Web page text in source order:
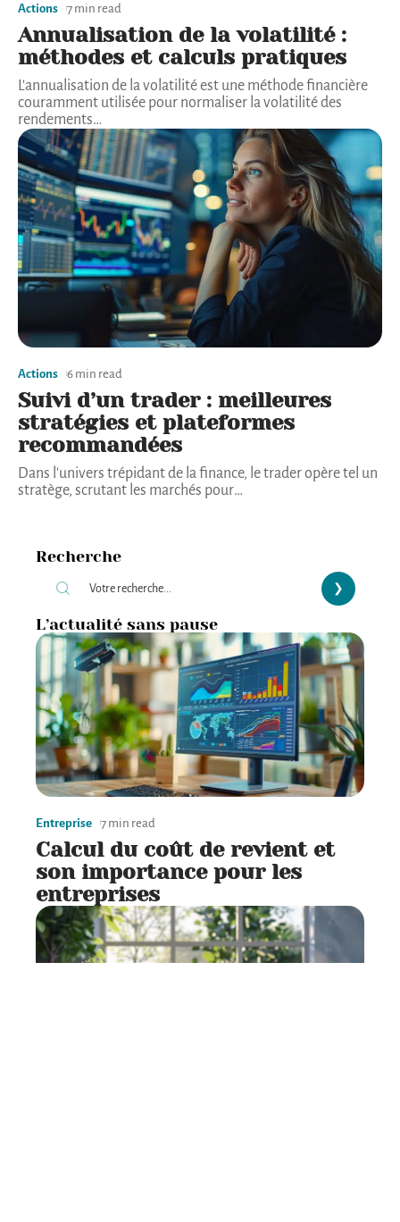
Actions 7 min read
Annualisation de la volatilité :
méthodes et calculs pratiques
L'annualisation de la volatilité est une méthode financière
couramment utilisée pour normaliser la volatilité des
rendements…
Actions 6 min read
Suivi d’un trader : meilleures
stratégies et plateformes
recommandées
Dans l'univers trépidant de la finance, le trader opère tel un
stratège, scrutant les marchés pour…
Recherche
L’actualité sans pause
Entreprise 7 min read
Calcul du coût de revient et
son importance pour les
entreprises